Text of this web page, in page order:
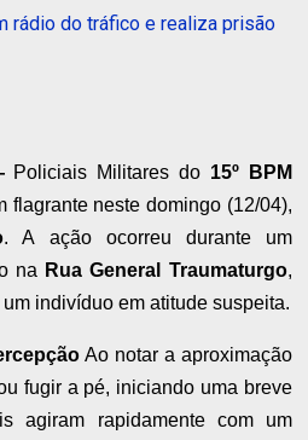
rádio do tráfico e realiza prisão
Policiais Militares do 15º BPM
flagrante neste domingo (12/04),
. A ação ocorreu durante um
na Rua General Traumaturgo,
indivíduo em atitude suspeita.
Ao notar a aproximação
fugir a pé, iniciando uma breve
agiram rapidamente com um